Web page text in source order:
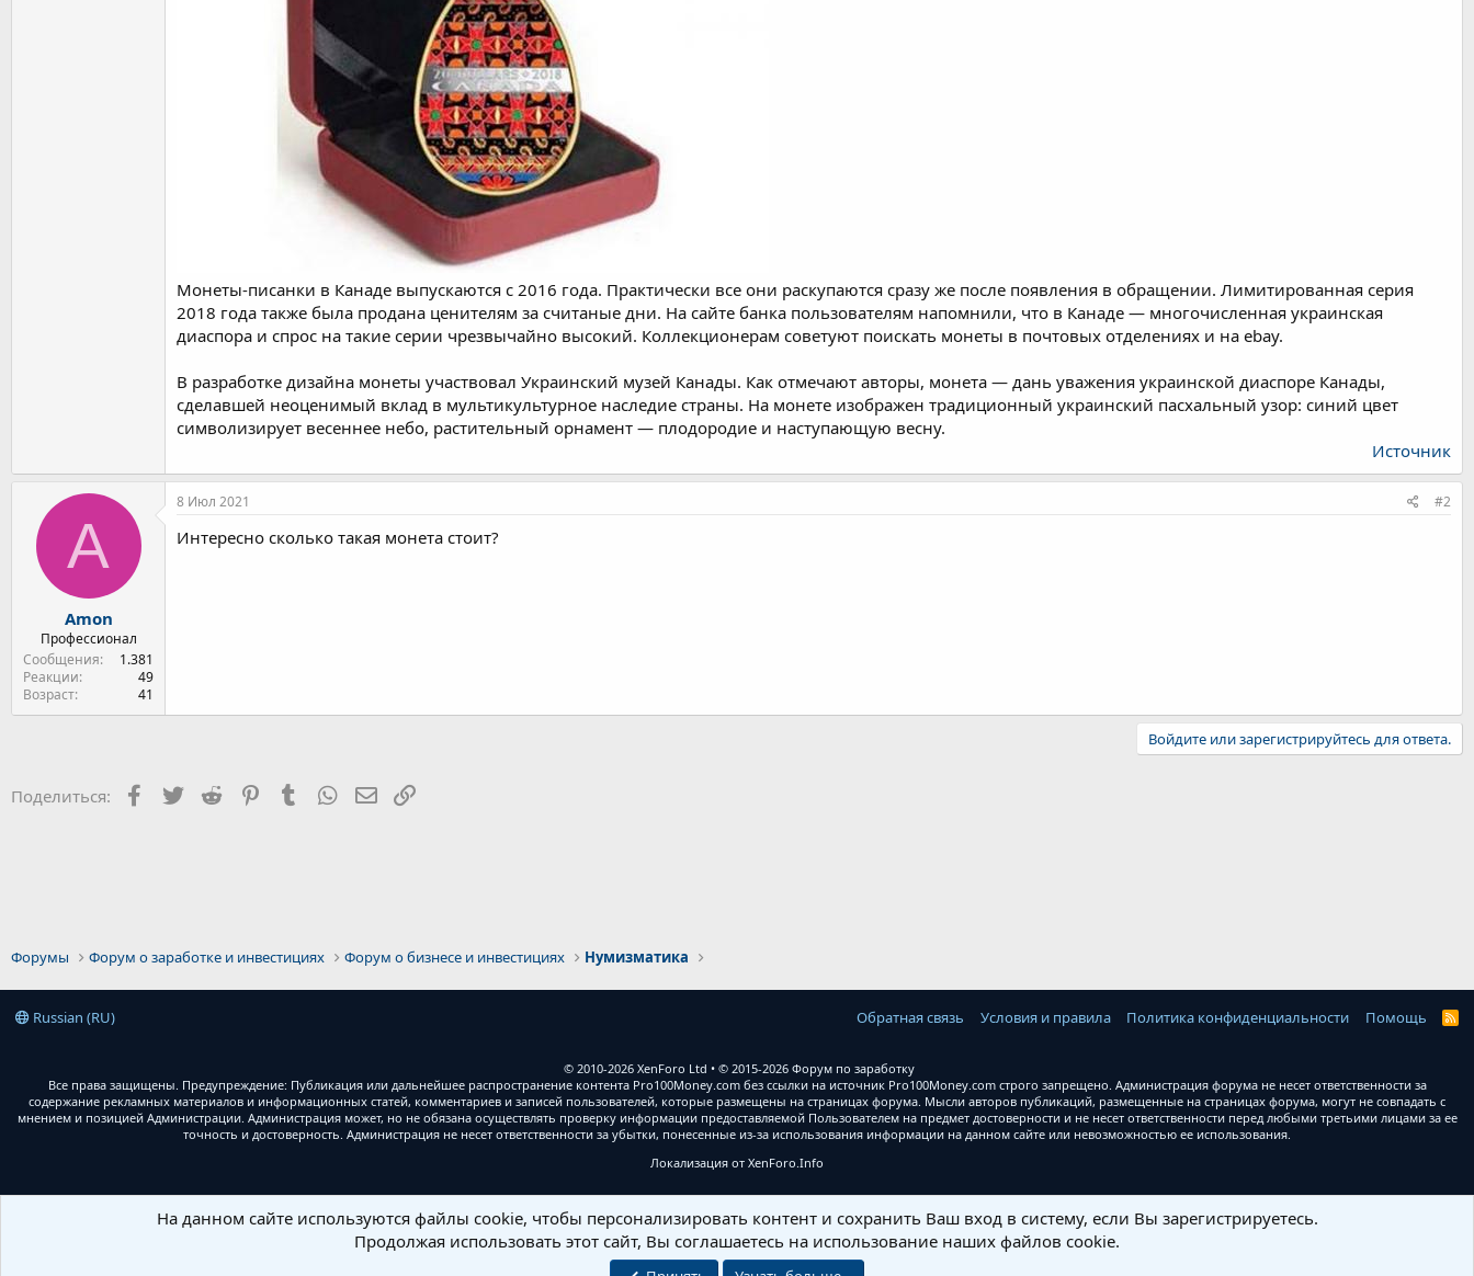
Монеты-писанки в Канаде выпускаются с 2016 года. Практически все они раскупаются сразу же после появления в обращении. Лимитированная серия
2018 года также была продана ценителям за считаные дни. На сайте банка пользователям напомнили, что в Канаде — многочисленная украинская
диаспора и спрос на такие серии чрезвычайно высокий. Коллекционерам советуют поискать монеты в почтовых отделениях и на ebay.
В разработке дизайна монеты участвовал Украинский музей Канады. Как отмечают авторы, монета — дань уважения украинской диаспоре Канады,
сделавшей неоценимый вклад в мультикультурное наследие страны. На монете изображен традиционный украинский пасхальный узор: синий цвет
символизирует весеннее небо, растительный орнамент — плодородие и наступающую весну.
Источник
A
Amon
Профессионал
Сообщения
1.381
Реакции
49
Возраст
41
8 Июл 2021 #2
Интересно сколько такая монета стоит?
Войдите или зарегистрируйтесь для ответа.
Поделиться: Facebook
Twitter Reddit PinterestTumblrWhatsAppЭлектронная почта
Форумы Форум о заработке и инвестициях Форум о бизнесе и инвестициях Нумизматика
Russian (RU) Обратная связь Условия и правила Политика конфиденциальности Помощь
R
© 2010-2026 XenForo Ltd
© 2015-2026 Форум по заработку
Все права защищены. Предупреждение: Публикация или дальнейшее распространение контента Pro100Money.com без ссылки на источник Pro100Money.com строго запрещено. Администрация форума не несет ответственности за
содержание рекламных материалов и информационных статей, комментариев и записей пользователей, которые размещены на страницах форума. Мысли авторов публикаций, размещенные на страницах форума, могут не совпадать с
мнением и позицией Администрации. Администрация может, но не обязана осуществлять проверку информации предоставляемой Пользователем на предмет достоверности и не несет ответственности перед любыми третьими лицами за ее
точность и достоверность. Администрация не несет ответственности за убытки, понесенные из-за использования информации на данном сайте или невозможностью ее использования.
Локализация от XenForo.Info
На данном сайте используются файлы cookie, чтобы персонализировать контент и сохранить Ваш вход в систему, если Вы зарегистрируетесь.
Продолжая использовать этот сайт, Вы соглашаетесь на использование наших файлов cookie.